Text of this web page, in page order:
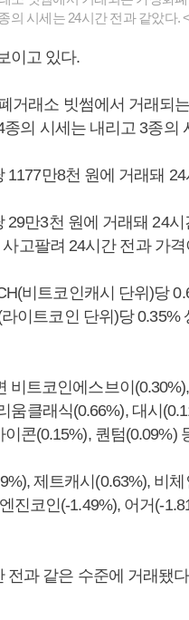
의 시세는 24시간 전과 같았다.
이고 있다.
거래소 빗썸에서 거래되
의 시세는 내리고 3종의
만8천 원에 거래돼
만3천 원에 거래돼 24시
고팔려 24시간 전과 가
비트코인캐시 단위)당
이트코인 단위)당 0.35%
트코인에스브이
움클래식(0.66%), 대시
콘(0.15%), 퀀텀(0.09%)
제트캐시(0.63%), 비
진코인(-1.49%), 어거(-
과 같은 수준에 거래됐